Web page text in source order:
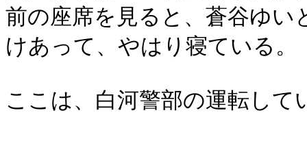
前の座席を見ると、蒼谷ゆ
けあって、やはり寝ている。
ここは、白河警部の運転して